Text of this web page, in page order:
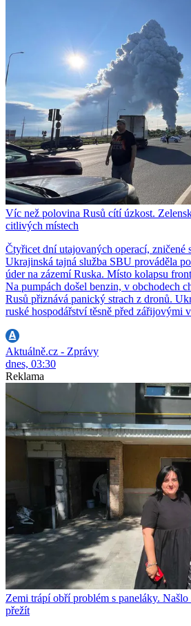
Víc než polovina Rusů cítí úzkost.
citlivých místech
Čtyřicet dní utajovaných operací, zničené
Ukrajinská tajná služba SBU prováděla
úder na zázemí Ruska. Místo kolapsu
Na pumpách došel benzin, v obchodech
Rusů přiznává panický strach z dronů.
ruské hospodářství těsně před zářijovými
Aktuálně.cz - Zprávy
dnes, 03:30
Reklama
Zemi trápí obří problém s paneláky. Našlo
přežít